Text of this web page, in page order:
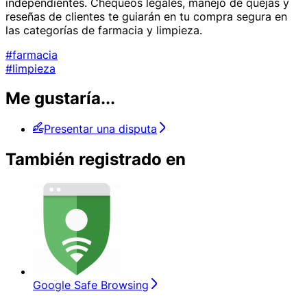
reseñas de clientes te guiarán en tu compra segura en
las categorías de farmacia y limpieza.
#farmacia
#limpieza
Me gustaría...
Presentar una disputa
También registrado en
Google Safe Browsing